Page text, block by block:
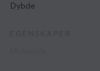
Dybde